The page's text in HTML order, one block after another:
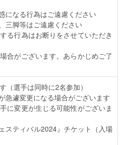
になる行為はご遠慮ください
三脚等はご遠慮ください
る行為はお断りをさせていただき
合がございます。あらかじめご了
選手は同時に2名参加）
急遽変更になる場合がございます
に変更が生じる可能性がございま
スティバル2024』チケット（入場